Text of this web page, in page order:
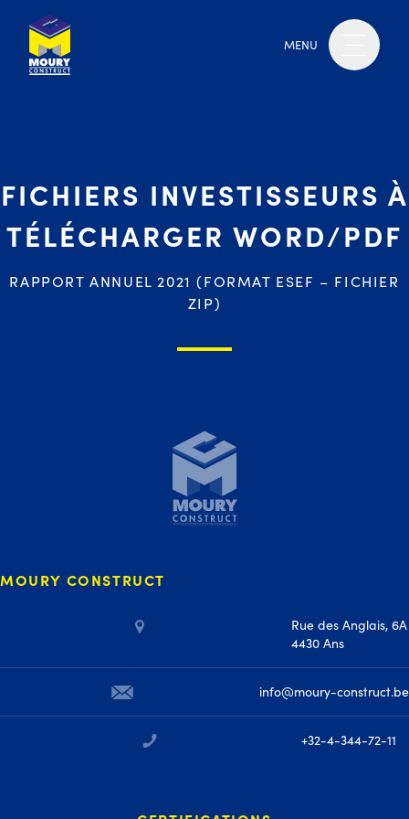
MENU
FICHIERS INVESTISSEURS À
TÉLÉCHARGER WORD/PDF
RAPPORT ANNUEL 2021 (FORMAT ESEF – FICHIER
ZIP)
MOURY CONSTRUCT
Rue des Anglais, 6A
4430 Ans
info@moury-construct.be
+32-4-344-72-11